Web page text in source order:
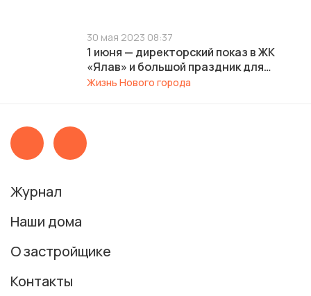
30 мая 2023 08:37
1 июня — директорский показ в ЖК
«Ялав» и большой праздник для
жителей
Жизнь Нового города
Журнал
Наши дома
О застройщике
Контакты